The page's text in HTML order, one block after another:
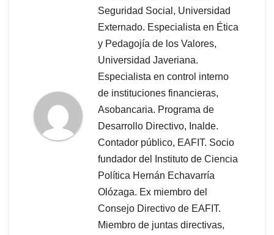
Seguridad Social, Universidad
Externado. Especialista en Ética
y Pedagojía de los Valores,
Universidad Javeriana.
Especialista en control interno
de instituciones financieras,
Asobancaria. Programa de
Desarrollo Directivo, Inalde.
Contador público, EAFIT. Socio
fundador del Instituto de Ciencia
Política Hernán Echavarría
Olózaga. Ex miembro del
Consejo Directivo de EAFIT.
Miembro de juntas directivas,